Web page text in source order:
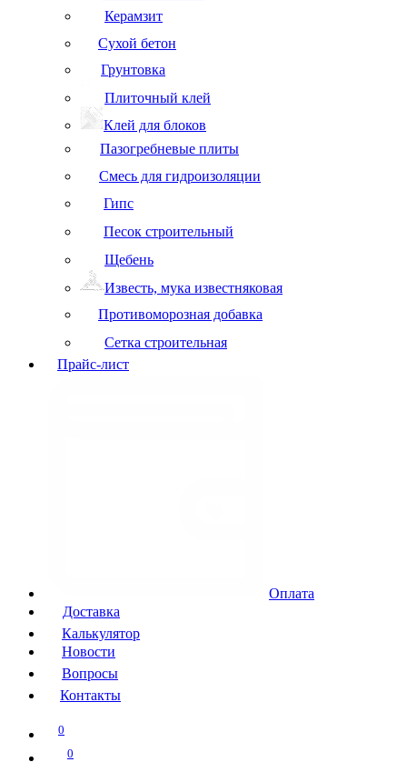
Керамзит
Сухой бетон
Грунтовка
Плиточный клей
Клей для блоков
Пазогребневые плиты
Смесь для гидроизоляции
Гипс
Песок строительный
Щебень
Известь, мука известняковая
Противоморозная добавка
Сетка строительная
Прайс-лист
Оплата
Доставка
Калькулятор
Новости
Вопросы
Контакты
0
0